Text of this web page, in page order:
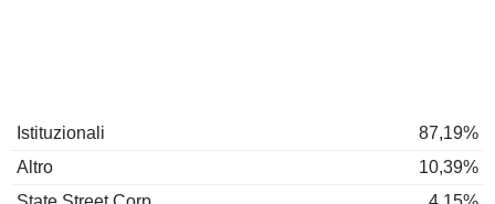
Istituzionali
87,19%
Altro
10,39%